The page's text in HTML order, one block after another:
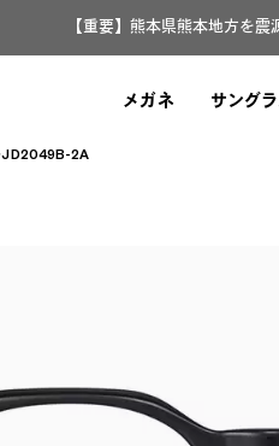
【重要】熊本県熊本地方を
メガネ サングラ
JD2049B-2A